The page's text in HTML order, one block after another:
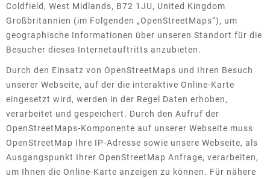
Coldfield, West Midlands, B72 1JU, United Kingdom
Großbritannien (im Folgenden „OpenStreetMaps“), um
geographische Informationen über unseren Standort für die
Besucher dieses Internetauftritts anzubieten.
Durch den Einsatz von OpenStreetMaps und Ihren Besuch
unserer Webseite, auf der die interaktive Online-Karte
eingesetzt wird, werden in der Regel Daten erhoben,
verarbeitet und gespeichert. Durch den Aufruf der
OpenStreetMaps-Komponente auf unserer Webseite muss
OpenStreetMap Ihre IP-Adresse sowie unsere Webseite, als
Ausgangspunkt Ihrer OpenStreetMap Anfrage, verarbeiten,
um Ihnen die Online-Karte anzeigen zu können. Für nähere